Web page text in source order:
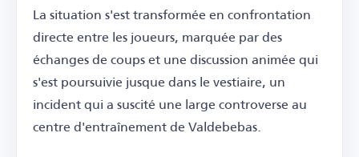
La situation s'est transformée en confrontation
directe entre les joueurs, marquée par des
échanges de coups et une discussion animée qui
s'est poursuivie jusque dans le vestiaire, un
incident qui a suscité une large controverse au
centre d'entraînement de Valdebebas.